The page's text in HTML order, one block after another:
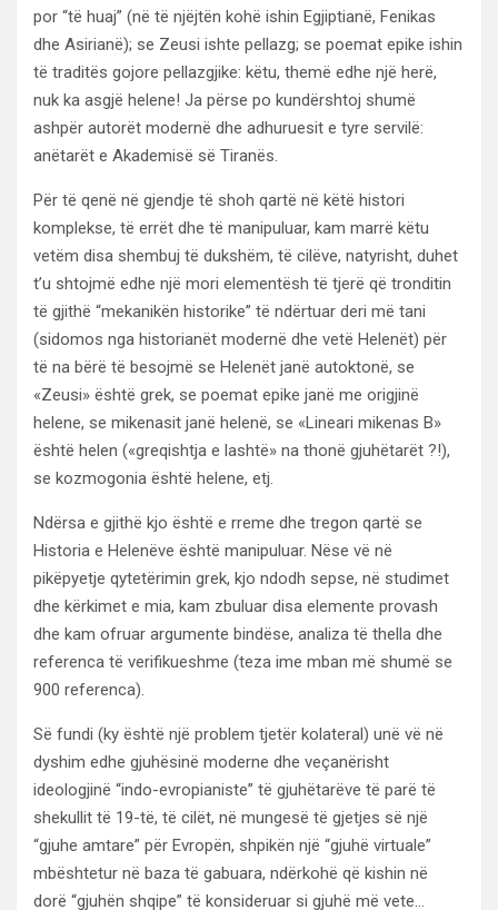
por “të huaj” (në të njëjtën kohë ishin Egjiptianë, Fenikas
dhe Asirianë); se Zeusi ishte pellazg; se poemat epike ishin
të traditës gojore pellazgjike: këtu, themë edhe një herë,
nuk ka asgjë helene! Ja përse po kundërshtoj shumë
ashpër autorët modernë dhe adhuruesit e tyre servilë:
anëtarët e Akademisë së Tiranës.
Për të qenë në gjendje të shoh qartë në këtë histori
komplekse, të errët dhe të manipuluar, kam marrë këtu
vetëm disa shembuj të dukshëm, të cilëve, natyrisht, duhet
t’u shtojmë edhe një mori elementësh të tjerë që tronditin
të gjithë “mekanikën historike” të ndërtuar deri më tani
(sidomos nga historianët modernë dhe vetë Helenët) për
të na bërë të besojmë se Helenët janë autoktonë, se
«Zeusi» është grek, se poemat epike janë me origjinë
helene, se mikenasit janë helenë, se «Lineari mikenas B»
është helen («greqishtja e lashtë» na thonë gjuhëtarët ?!),
se kozmogonia është helene, etj.
Ndërsa e gjithë kjo është e rreme dhe tregon qartë se
Historia e Helenëve është manipuluar. Nëse vë në
pikëpyetje qytetërimin grek, kjo ndodh sepse, në studimet
dhe kërkimet e mia, kam zbuluar disa elemente provash
dhe kam ofruar argumente bindëse, analiza të thella dhe
referenca të verifikueshme (teza ime mban më shumë se
900 referenca).
Së fundi (ky është një problem tjetër kolateral) unë vë në
dyshim edhe gjuhësinë moderne dhe veçanërisht
ideologjinë “indo-evropianiste” të gjuhëtarëve të parë të
shekullit të 19-të, të cilët, në mungesë të gjetjes së një
“gjuhe amtare” për Evropën, shpikën një “gjuhë virtuale”
mbështetur në baza të gabuara, ndërkohë që kishin në
dorë “gjuhën shqipe” të konsideruar si gjuhë më vete…